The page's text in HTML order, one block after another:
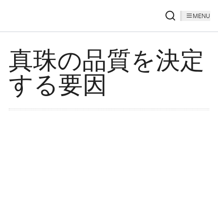
MENU
真珠の品質を決定
する要因